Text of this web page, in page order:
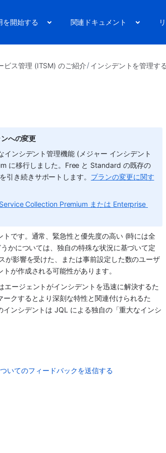
を開始する 関連ドキュメント
ビス管理 (ITSM) のご紹介 インシデントを管理する
への変更
インシデント管理機能 (メジャー インシデント
に移行しました。Free と Standard の既存の
引き続きサポートします。 プランの変更に関す
Service Collection Premium または Enterprise
です。通常、緊急性と優先度の高い (時には全
かについては、独自の特殊な状況に基づいて定
が影響を受けた、または事前設定した数のユーザ
が作成される可能性があります。
エージェントがインシデントを迅速に解決するた
クするとより深刻な特性と関連付けられるた
ンシデントは JQL による独自の「重大なインシ
いてのフィードバックを送信する